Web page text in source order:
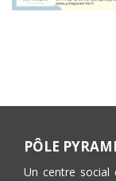
PÔLE
Un centre social